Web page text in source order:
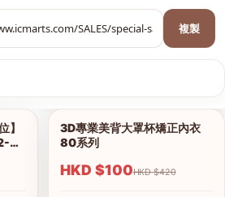
複製
1/12
】
42
1/6
3D專業美背大罩杯矯正內衣
80系列
HKD $100 HKD $420